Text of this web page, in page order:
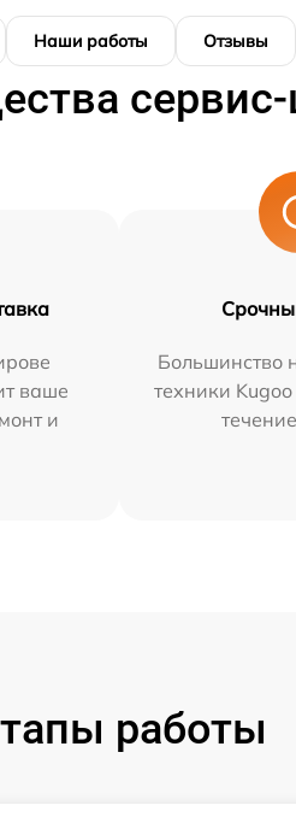
Наши работы Отзывы
сервис-
ваше
и
Большинство
техники
работы